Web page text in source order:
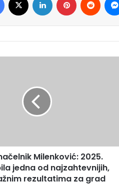
Milenković: 2025.
jedna od najzahtevnijih,
rezultatima za grad